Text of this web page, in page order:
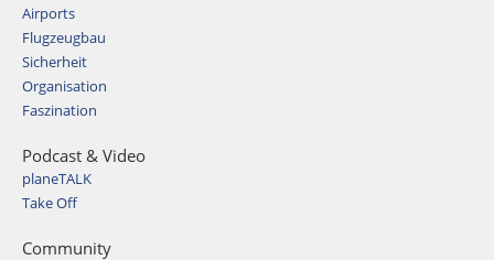
Airports
Flugzeugbau
Sicherheit
Organisation
Faszination
Podcast & Video
planeTALK
Take Off
Community